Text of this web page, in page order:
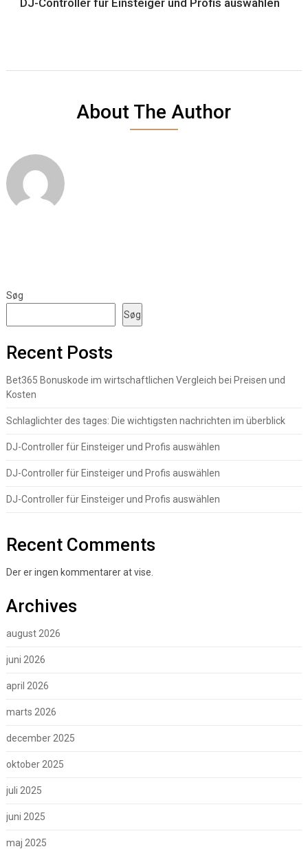
DJ-Controller für Einsteiger und Profis auswählen
About The Author
Søg
Søg
Recent Posts
Bet365 Bonuskode im wirtschaftlichen Vergleich bei Preisen und
Kosten
Schlaglichter des tages: Die wichtigsten nachrichten im überblick
DJ-Controller für Einsteiger und Profis auswählen
DJ-Controller für Einsteiger und Profis auswählen
DJ-Controller für Einsteiger und Profis auswählen
Recent Comments
Der er ingen kommentarer at vise.
Archives
august 2026
juni 2026
april 2026
marts 2026
december 2025
oktober 2025
juli 2025
juni 2025
maj 2025